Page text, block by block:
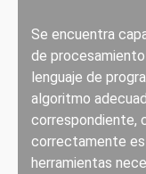
Se encuentra
de
lenguaje de
algoritmo
correspondiente,
correctamente
herramientas